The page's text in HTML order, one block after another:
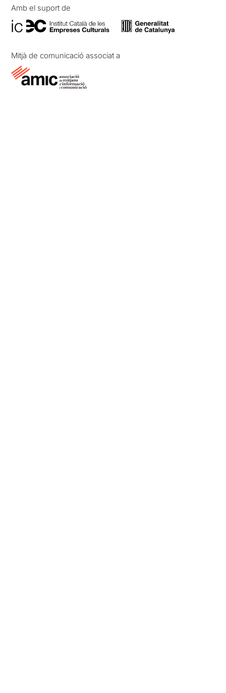
Amb el suport de
Mitjà de comunicació associat a